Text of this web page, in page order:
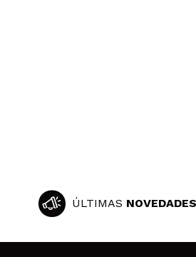
ÚLTIMAS NOVEDADES